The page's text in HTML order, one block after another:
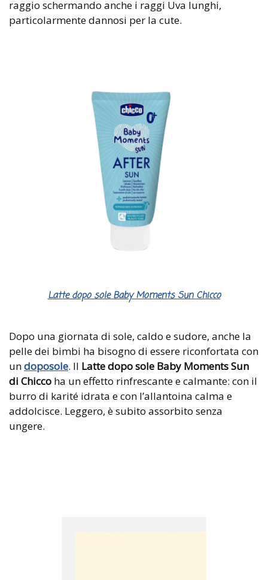
raggio schermando anche i raggi Uva lunghi,
particolarmente dannosi per la cute.
Latte dopo sole Baby Moments Sun Chicco
Dopo una giornata di sole, caldo e sudore, anche la
pelle dei bimbi ha bisogno di essere riconfortata con
undoposole. Il Latte dopo sole Baby Moments Sun
di Chicco ha un effetto rinfrescante e calmante: con il
burro di karité idrata e con l’allantoina calma e
addolcisce. Leggero, è subito assorbito senza
ungere.